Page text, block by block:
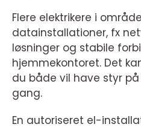
Flere elektrikere i
datainstallationer, fx
løsninger og stabile
hjemmekontoret. Det
du både vil have styr
gang.
En autoriseret el-